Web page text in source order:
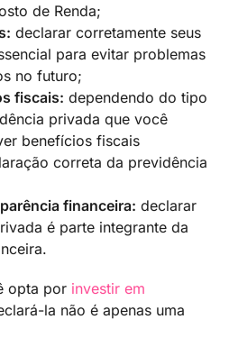
de Renda;
declarar corretamente seus
para evitar problemas
no futuro;
fiscais: dependendo do tipo
privada que você
benefícios fiscais
correta da previdência
financeira: declarar
é parte integrante da
opta por investir em
la não é apenas uma